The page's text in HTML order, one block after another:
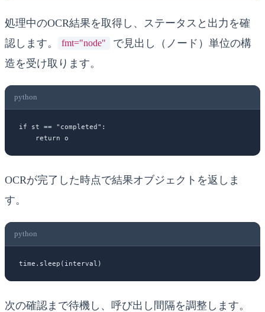
処理中のOCR結果を取得し、ステータスと出力を確
認します。
fmt="node"
で見出し（ノード）単位の構
造を受け取ります。
python
if st == "completed" :
    return
o
OCRが完了した時点で結果オブジェクトを返しま
す。
python
time.sleep(interval)
次の確認まで待機し、呼び出し間隔を調整します。